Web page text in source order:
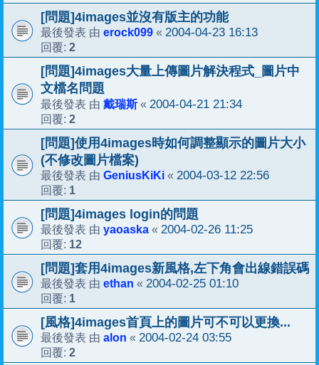
[問題]4images並沒有版主的功能
最後發表 由 erock099 « 2004-04-23 16:13
回覆: 2
[問題]4images大量上傳圖片解決程式_圖片中
文檔名問題
最後發表 由 戴瑞斯« 2004-04-21 21:34
回覆: 2
[問題]使用4images時如何調整顯示的圖片大小
(不修改圖片檔案)
最後發表 由 GeniusKiKi « 2004-03-12 22:56
回覆: 1
[問題]4images login的問題
最後發表 由 yaoaska « 2004-02-26 11:25
回覆: 12
[問題]套用4images新風格,左下角會出線錯誤碼
最後發表 由 ethan « 2004-02-25 01:10
回覆: 1
[風格]4images首頁上的圖片可不可以更換...
最後發表 由 alon « 2004-02-24 03:55
回覆: 2